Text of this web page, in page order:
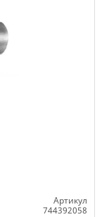
Артикул
744392058